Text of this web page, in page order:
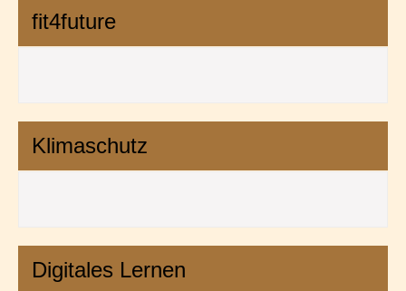
fit4future
Klimaschutz
Digitales Lernen